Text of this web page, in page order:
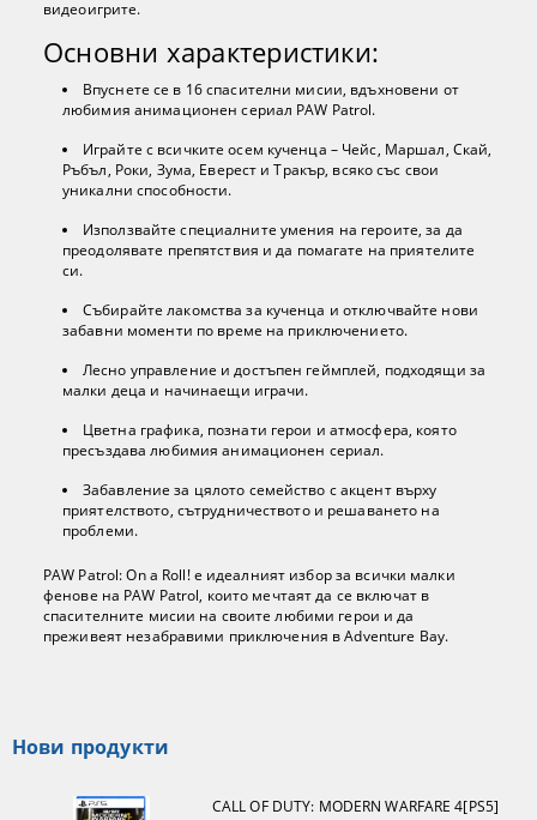
видеоигрите.
Основни характеристики:
Впуснете се в 16 спасителни мисии, вдъхновени от
любимия анимационен сериал PAW Patrol.
Играйте с всичките осем кученца – Чейс, Маршал, Скай,
Ръбъл, Роки, Зума, Еверест и Тракър, всяко със свои
уникални способности.
Използвайте специалните умения на героите, за да
преодолявате препятствия и да помагате на приятелите
си.
Събирайте лакомства за кученца и отключвайте нови
забавни моменти по време на приключението.
Лесно управление и достъпен геймплей, подходящи за
малки деца и начинаещи играчи.
Цветна графика, познати герои и атмосфера, която
пресъздава любимия анимационен сериал.
Забавление за цялото семейство с акцент върху
приятелството, сътрудничеството и решаването на
проблеми.
PAW Patrol: On a Roll! е идеалният избор за всички малки
фенове на PAW Patrol, които мечтаят да се включат в
спасителните мисии на своите любими герои и да
преживеят незабравими приключения в Adventure Bay.
Нови продукти
CALL OF DUTY: MODERN WARFARE 4[PS5]